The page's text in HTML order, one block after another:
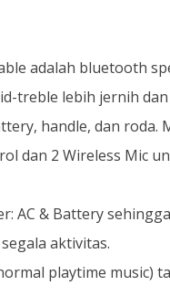
adalah bluetooth
treble lebih jernih
handle, dan roda.
dan 2 Wireless Mic
AC & Battery
aktivitas.
playtime music)